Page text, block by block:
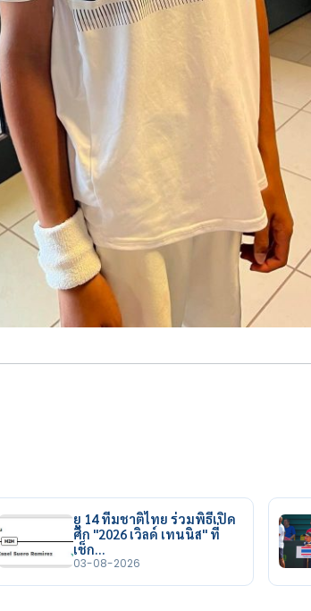
ยู 14 ทีมชาติไทย ร่วมพิธีเปิด
ศึก "2026 เวิลด์ เทนนิส" ที่
เช็ก…
03-08-2026